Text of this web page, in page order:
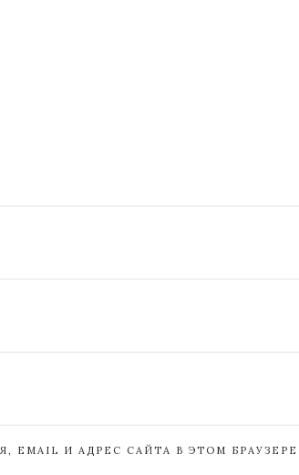
EMAIL И АДРЕС САЙТА В ЭТОМ